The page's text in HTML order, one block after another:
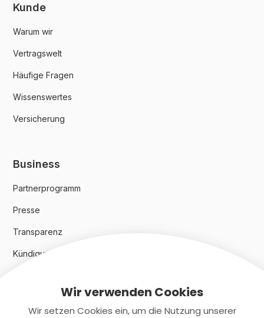
Kunde
Warum wir
Vertragswelt
Häufige Fragen
Wissenswertes
Versicherung
Business
Partnerprogramm
Presse
Transparenz
Kündigungsindex 2024
RechtlichesWir verwenden Cookies
Wir setzen Cookies ein, um die Nutzung unserer